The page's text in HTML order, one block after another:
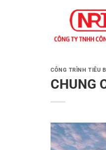
CÔNG TRÌNH TIÊU
CHUNG